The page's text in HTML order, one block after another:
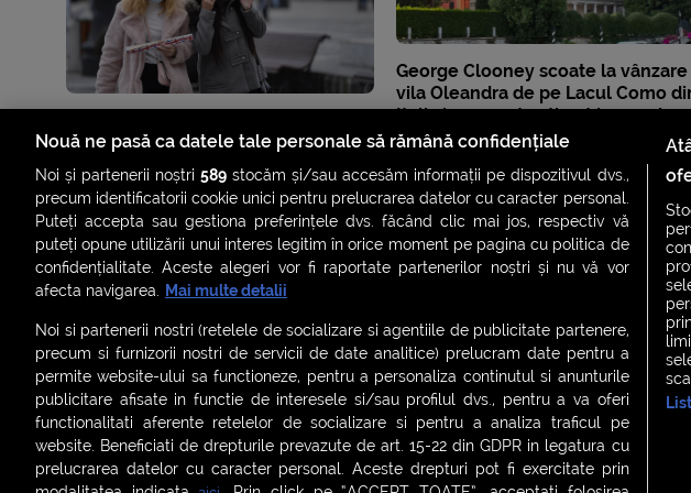
George Clooney scoate la vânzare
vila Oleandra de pe Lacul Como
Italia la un preț estimat la 100 de
milioane de dolari
ȘTIRI SMART SHORTS LIVE FEVER BRUNCH FEVER NIGHT
ASCULTĂ ACUM RADIOURILE SMART
Nouă ne pasă ca datele tale personale să rămână confidențiale
Noi și partenerii noștri589 stocăm și/sau accesăm informații pe dispozitivul dvs.,
precum identificatorii cookie unici pentru prelucrarea datelor cu caracter personal.
Puteți accepta sau gestiona preferințele dvs. făcând clic mai jos, respectiv vă
puteți opune utilizării unui interes legitim în orice moment pe pagina cu politica de
confidențialitate. Aceste alegeri vor fi raportate partenerilor noștri și nu vă vor
afecta navigarea. Mai multe detalii
Noi si partenerii nostri (retelele de socializare si agentiile de publicitate partenere,
precum si furnizorii nostri de servicii de date analitice) prelucram date pentru a
permite website-ului sa functioneze, pentru a personaliza continutul si anunturile
publicitare afisate in functie de interesele si/sau profilul dvs., pentru a va oferi
functionalitati aferente retelelor de socializare si pentru a analiza traficul pe
website. Beneficiati de drepturile prevazute de art. 15-22 din GDPR in legatura cu
prelucrarea datelor cu caracter personal. Aceste drepturi pot fi exercitate prin